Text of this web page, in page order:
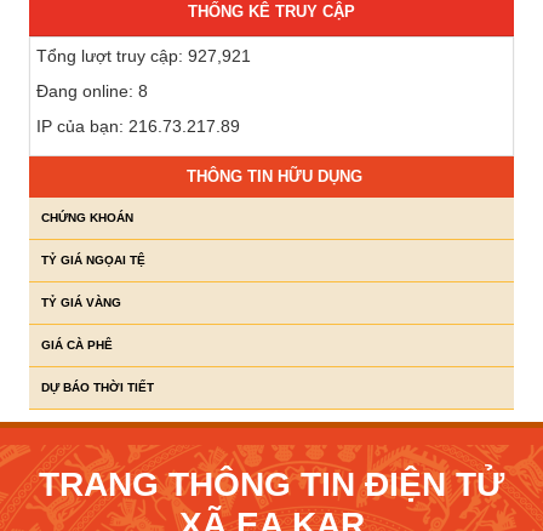
THỐNG KÊ TRUY CẬP
Tổng lượt truy cập: 927,921
Đang online: 8
IP của bạn: 216.73.217.89
THÔNG TIN HỮU DỤNG
CHỨNG KHOÁN
TỶ GIÁ NGỌAI TỆ
TỶ GIÁ VÀNG
GIÁ CÀ PHÊ
DỰ BÁO THỜI TIẾT
TRANG THÔNG TIN ĐIỆN TỬ